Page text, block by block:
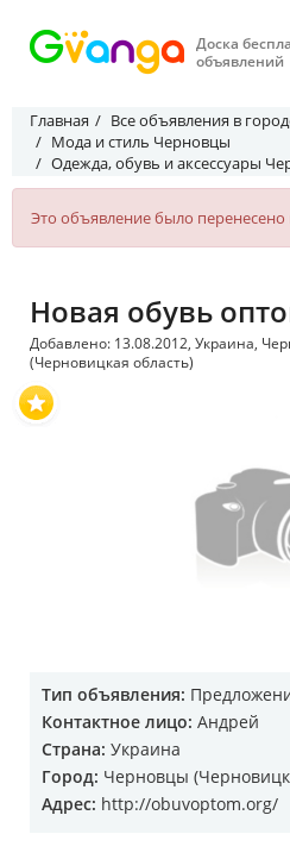
Доска
объявлений
Главная
Все объявления в
Мода и стиль Черновцы
Одежда, обувь и аксессуары
Это объявление было перенесено
Новая обувь
Добавлено: 13.08.2012, Украина,
(Черновицкая область)
Тип объявления:
Контактное лицо: Андрей
Страна: Украина
Город: Черновцы
Адрес: http://obuvoptom.org/